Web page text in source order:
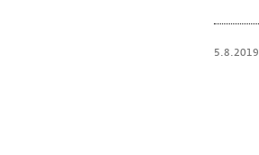
5.8.2019